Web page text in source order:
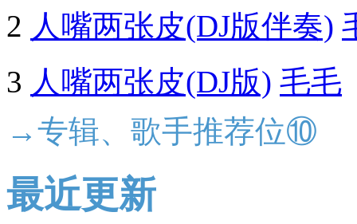
2 人嘴两张皮(DJ版伴奏)
3 人嘴两张皮(DJ版) 毛毛
→专辑、歌手推荐位⑩
最近更新